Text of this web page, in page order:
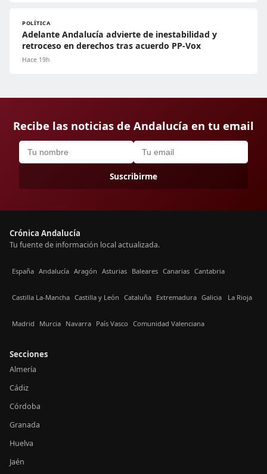
POLÍTICA
Adelante Andalucía advierte de inestabilidad y
retroceso en derechos tras acuerdo PP-Vox
Hace 19h
Recibe las noticias de Andalucía en tu email
Suscribirme
Crónica Andalucía
Tu fuente de información local actualizada.
España Andalucía Aragón Asturias Baleares Canarias Cantabria
Castilla La-Mancha Castilla y León Cataluña Extremadura Galicia La Rioja
Madrid Murcia Navarra País Vasco Comunidad Valenciana
Secciones
Almería
Cádiz
Córdoba
Granada
Huelva
Jaén